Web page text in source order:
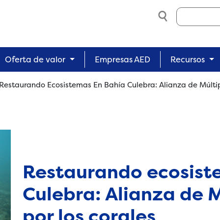
Search
Oferta de valor Empresas AED Recursos
Restaurando Ecosistemas En Bahía Culebra: Alianza de
Restaurando
Culebra: Alianza de